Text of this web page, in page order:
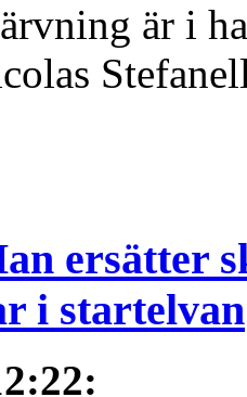
är i
ersätter
i startelvan
: